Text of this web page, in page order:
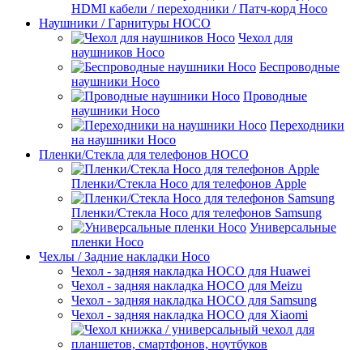
HDMI кабели / переходники / Патч-корд Hoco
Наушники / Гарнитуры HOCO
Чехол для
наушников Hoco
Беспроводные
наушники Hoco
Проводные
наушники Hoco
Переходники
на наушники Hoco
Пленки/Стекла для телефонов HOCO
Пленки/Стекла Hoco для телефонов Apple
Пленки/Стекла Hoco для телефонов Samsung
Универсальные
пленки Hoco
Чехлы / Задние накладки Hoco
Чехол - задняя накладка HOCO для Huawei
Чехол - задняя накладка HOCO для Meizu
Чехол - задняя накладка HOCO для Samsung
Чехол - задняя накладка HOCO для Xiaomi